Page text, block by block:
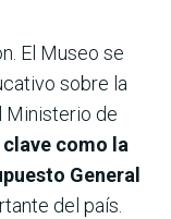
El Museo se
sobre la
Ministerio de
como la
General
del país.